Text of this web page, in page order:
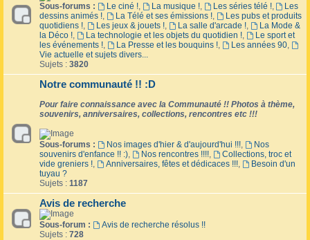
Sous-forums : Le ciné !, La musique !, Les séries télé !,
Les
dessins animés !, La Télé et ses émissions !,
Les pubs et produits
quotidiens !, Les jeux & jouets !, La salle d'arcade !,
La Mode &
la Déco !, La technologie et les objets du quotidien !,
Le sport et
les événements !, La Presse et les bouquins !, Les années 90,
Vie actuelle et sujets divers...
Sujets : 3820
Notre communauté !! :D
Pour faire connaissance avec la Communauté !! Photos à thème,
souvenirs, anniversaires, collections, rencontres etc !!!
Sous-forums : Nos images d'hier & d'aujourd'hui !!!,
Nos
souvenirs d'enfance !! :), Nos rencontres !!!!,
Collections, troc et
vide greniers !, Anniversaires, fêtes et dédicaces !!!,
Besoin d'un
tuyau ?
Sujets : 1187
Avis de recherche
Sous-forum :
Avis de recherche résolus !!
Sujets : 728